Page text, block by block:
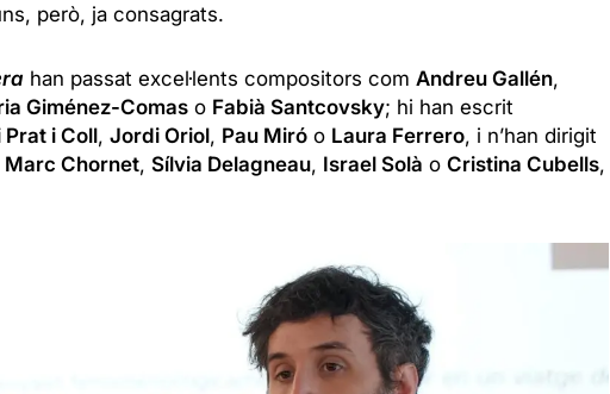
però, ja consagrats.
han passat excel·lents compositors com Andreu Gallén,
Giménez-Comaso Fabià Santcovsky; hi han escrit
i Coll, Jordi Oriol, Pau Miróo Laura Ferrero, i n’han dirigit
Marc Chornet, Sílvia Delagneau, Israel Solà o Cristina Cubells,